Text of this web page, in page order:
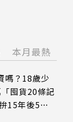
本月最熱
嗎？18歲少
囤貨20條記
15年後5倍